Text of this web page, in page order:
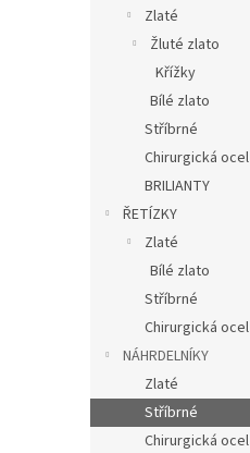
Zlaté
Žluté zlato
Křížky
Bílé zlato
Stříbrné
Chirurgická ocel
BRILIANTY
ŘETÍZKY
Zlaté
Bílé zlato
Stříbrné
Chirurgická ocel
NÁHRDELNÍKY
Zlaté
Stříbrné
Chirurgická ocel